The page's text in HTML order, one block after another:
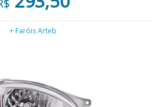
+ Faróis Arteb